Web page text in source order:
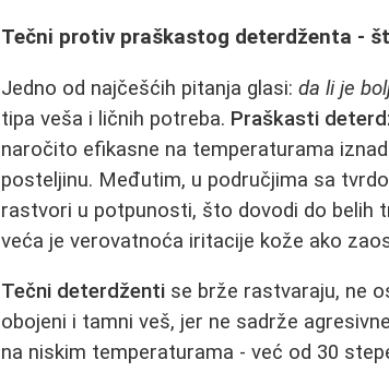
Tečni protiv praškastog deterdženta -
Jedno od najčešćih pitanja glasi:da li je
tipa veša i ličnih potreba. Praškasti
naročito efikasne na temperaturama
posteljinu. Međutim, u područjima sa
rastvori u potpunosti, što dovodi do belih
veća je verovatnoća iritacije kože ako
Tečni deterdženti se brže rastvaraju, ne
obojeni i tamni veš, jer ne sadrže
na niskim temperaturama - već od 30